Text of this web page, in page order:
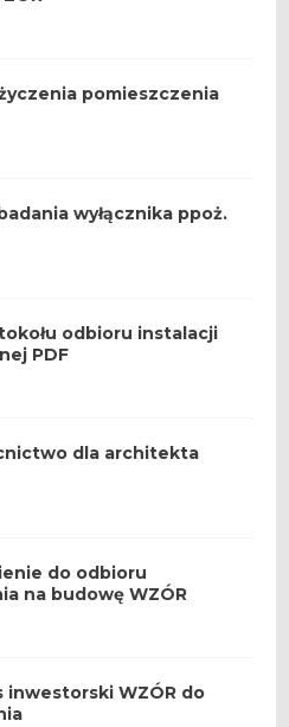
pomieszczenia
wyłącznika ppoż.
odbioru instalacji
PDF
dla architekta
do odbioru
na budowę WZÓR
inwestorski WZÓR do